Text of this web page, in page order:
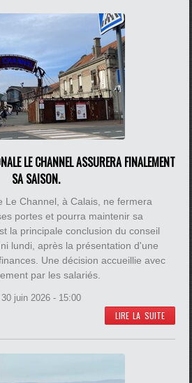
LE CHANNEL ASSURERA FINALEMENT
SA SAISON.
Le Channel, à Calais, ne fermera
portes et pourra maintenir sa
la principale conclusion du conseil
lundi, après la présentation d'une
Une décision accueillie avec
par les salariés.
30 juin 2026 - 15:00
LIRE LA SUITE